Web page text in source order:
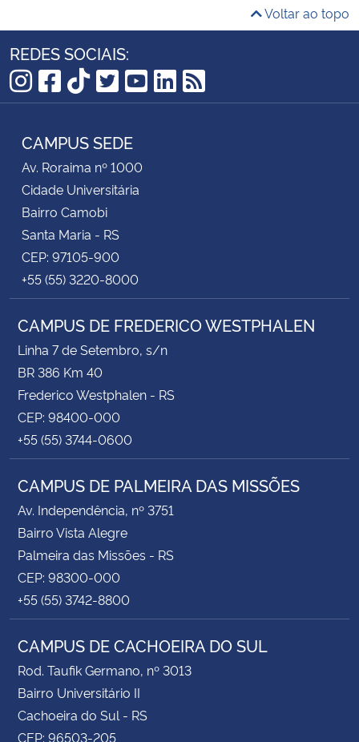
Voltar ao topo
REDES SOCIAIS:
Instagram
Facebook
TikTok
Twitter
YouTube
LinkedIn
RSS
CAMPUS SEDE
Av. Roraima nº 1000
Cidade Universitária
Bairro Camobi
Santa Maria - RS
CEP: 97105-900
+55 (55) 3220-8000
CAMPUS DE FREDERICO WESTPHALEN
Linha 7 de Setembro, s/n
BR 386 Km 40
Frederico Westphalen - RS
CEP: 98400-000
+55 (55) 3744-0600
CAMPUS DE PALMEIRA DAS MISSÕES
Av. Independência, nº 3751
Bairro Vista Alegre
Palmeira das Missões - RS
CEP: 98300-000
+55 (55) 3742-8800
CAMPUS DE CACHOEIRA DO SUL
Rod. Taufik Germano, nº 3013
Bairro Universitário II
Cachoeira do Sul - RS
CEP: 96503-205